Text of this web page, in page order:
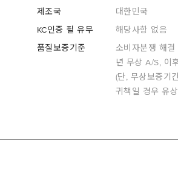
제조국
대한민국
KC인증 필 유무
해당사항 없음
품질보증기준
소비자분쟁 해결
년 무상 A/S, 이
(단, 무상보증기
귀책일 경우 유